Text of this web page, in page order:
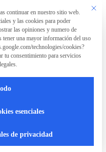
pie de página Este
continuar en nuestro sitio web.
y las cookies para poder
las opiniones y numero de
tener una mayor información del uso
technologies/cookies?
tu consentimiento para servicios
esenciales
de privacidad